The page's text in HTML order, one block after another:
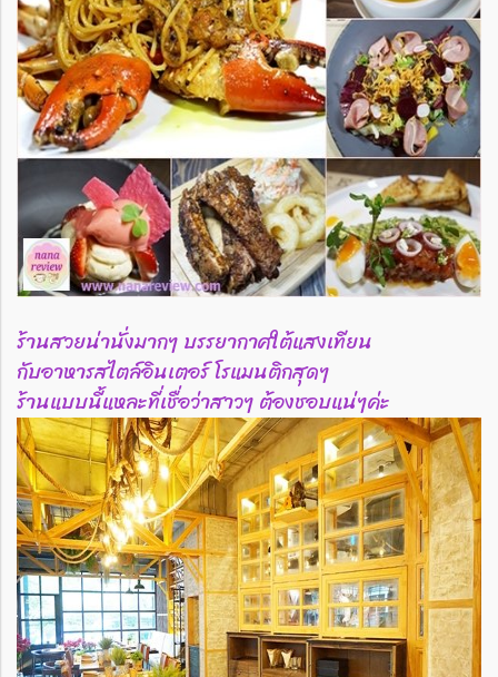
ร้านสวยน่านั่งมากๆ บรรยากาศใต้แสงเทียน
กับอาหารสไตล์อินเตอร์ โรแมนติกสุดๆ
ร้านแบบนี้แหละที่เชื่อว่าสาวๆ ต้องชอบแน่ๆค่ะ